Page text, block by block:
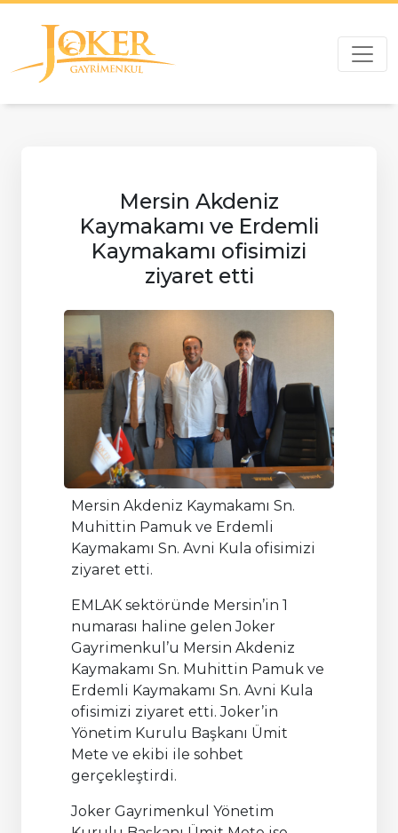
Mersin Akdeniz
Kaymakamı ve Erdemli
Kaymakamı ofisimizi
ziyaret etti
Mersin Akdeniz Kaymakamı Sn.
Muhittin Pamuk ve Erdemli
Kaymakamı Sn. Avni Kula ofisimizi
ziyaret etti.
EMLAK sektöründe Mersin’in 1
numarası haline gelen Joker
Gayrimenkul’u Mersin Akdeniz
Kaymakamı Sn. Muhittin Pamuk ve
Erdemli Kaymakamı Sn. Avni Kula
ofisimizi ziyaret etti. Joker’in
Yönetim Kurulu Başkanı Ümit
Mete ve ekibi ile sohbet
gerçekleştirdi.
Joker Gayrimenkul Yönetim